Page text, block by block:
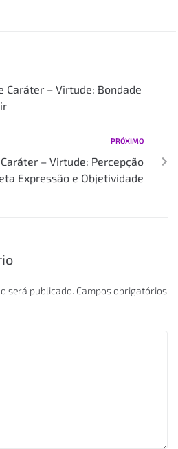
Caráter – Virtude: Bondade
PRÓXIMO
– Virtude: Percepção
Expressão e Objetividade
será publicado. Campos obrigatórios